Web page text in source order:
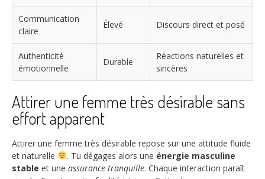
Communication
claire
Élevé Discours direct et posé
Authenticité
émotionnelle
Durable
Réactions naturelles et
sincères
Attirer une femme très désirable sans
effort apparent
Attirer une femme très désirable repose sur une attitude fluide
et naturelle
. Tu dégages alors une énergie masculine
stable et une assurance tranquille. Chaque interaction paraît